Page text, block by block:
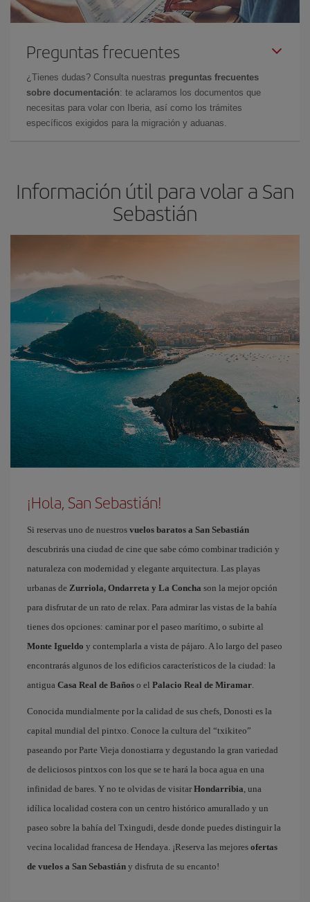
Preguntas frecuentes
¿Tienes dudas? Consulta nuestras preguntas frecuentes
sobre documentación: te aclaramos los documentos que
necesitas para volar con Iberia, así como los trámites
específicos exigidos para la migración y aduanas.
Información útil para volar a San
Sebastián
¡Hola, San Sebastián!
Si reservas uno de nuestros vuelos baratos a San Sebastián
descubrirás una ciudad de cine que sabe cómo combinar tradición y
naturaleza con modernidad y elegante arquitectura. Las playas
urbanas de Zurriola, Ondarreta y La Concha son la mejor opción
para disfrutar de un rato de relax. Para admirar las vistas de la bahía
tienes dos opciones: caminar por el paseo marítimo, o subirte al
Monte Igueldo y contemplarla a vista de pájaro. A lo largo del paseo
encontrarás algunos de los edificios característicos de la ciudad: la
antigua Casa Real de Baños o el Palacio Real de Miramar.
Conocida mundialmente por la calidad de sus chefs, Donosti es la
capital mundial del pintxo. Conoce la cultura del “txikiteo”
paseando por Parte Vieja donostiarra y degustando la gran variedad
de deliciosos pintxos con los que se te hará la boca agua en una
infinidad de bares. Y no te olvidas de visitar Hondarribia, una
idílica localidad costera con un centro histórico amurallado y un
paseo sobre la bahía del Txingudi, desde donde puedes distinguir la
vecina localidad francesa de Hendaya. ¡Reserva las mejores ofertas
de vuelos a San Sebastián y disfruta de su encanto!